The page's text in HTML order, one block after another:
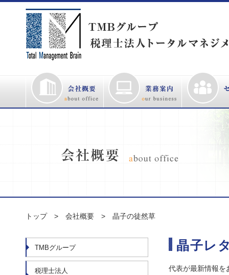
トップ 会社概要 晶子の徒然草
TMBグループ
税理士法人
晶子レ
代表が最新情報を